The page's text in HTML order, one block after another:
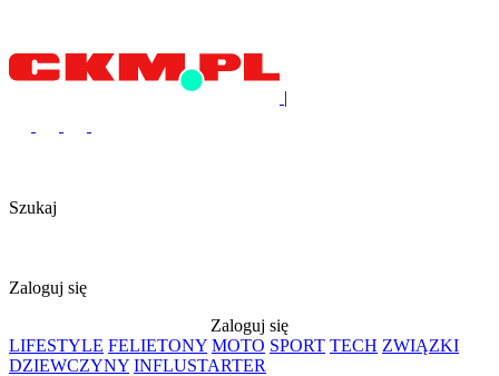
|
Szukaj
Zaloguj się
Zaloguj się
LIFESTYLE FELIETONY MOTO SPORT TECH ZWIĄZKI
DZIEWCZYNY INFLUSTARTER